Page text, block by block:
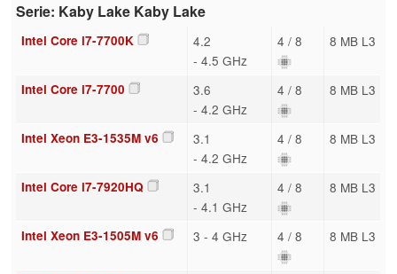
Serie: Kaby Lake Kaby Lake
Intel Core i7-7700K
4.2
- 4.5 GHz
4 / 8 8 MB L3
Intel Core i7-7700
3.6
- 4.2 GHz
4 / 8 8 MB L3
Intel Xeon E3-1535M v6
3.1
- 4.2 GHz
4 / 8 8 MB L3
Intel Core i7-7920HQ
3.1
- 4.1 GHz
4 / 8 8 MB L3
Intel Xeon E3-1505M v6 3 - 4 GHz 4 / 8 8 MB L3